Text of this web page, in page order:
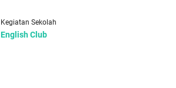
Kegiatan Sekolah
English Club